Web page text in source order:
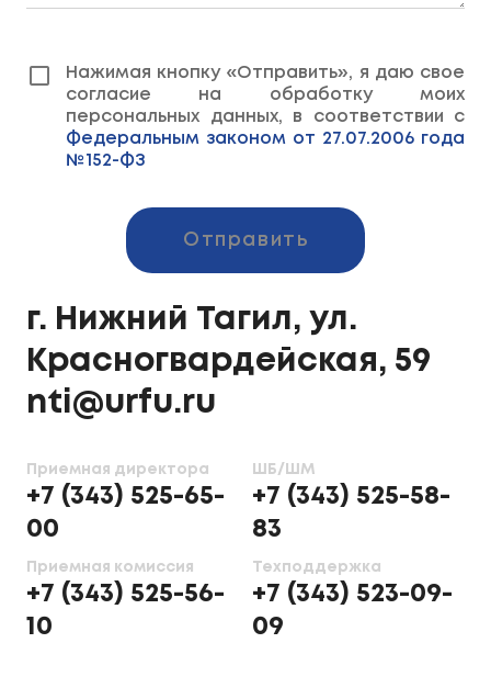
г. Нижний Тагил, ул.
Красногвардейская, 59
nti@urfu.ru
Приемная директора
+7 (343) 525-65-
00
Приемная комиссия
+7 (343) 525-56-
10
ШБ/ШМ
+7 (343) 525-58-
83
Техподдержка
+7 (343) 523-09-
09
Нажимая кнопку «Отправить», я даю свое
согласие на обработку моих
персональных данных, в соответствии с
Федеральным законом от 27.07.2006 года
№152-ФЗ
Отправить